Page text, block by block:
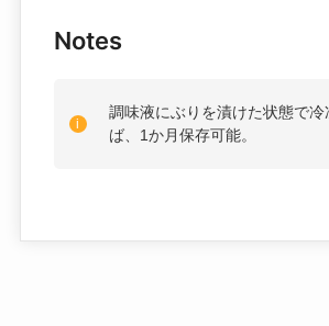
Notes
調味液にぶりを漬けた状態で冷
ば、1か月保存可能。